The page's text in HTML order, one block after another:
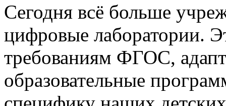
Сегодня всё больше
цифровые лаборатории.
требованиям ФГОС,
образовательные